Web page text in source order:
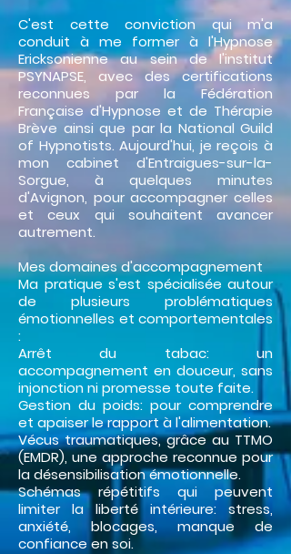
C'est cette conviction qui m'a
conduit à me former à l'Hypnose
Ericksonienne au sein de l'institut
PSYNAPSE, avec des certifications
reconnues par la Fédération
Française d'Hypnose et de Thérapie
Brève ainsi que par la National Guild
of Hypnotists. Aujourd'hui, je reçois à
mon cabinet d'Entraigues-sur-la-
Sorgue, à quelques minutes
d'Avignon, pour accompagner celles
et ceux qui souhaitent avancer
autrement.
Mes domaines d'accompagnement
Ma pratique s'est spécialisée autour
de plusieurs problématiques
émotionnelles et comportementales
:
Arrêt du tabac: un
accompagnement en douceur, sans
injonction ni promesse toute faite.
Gestion du poids: pour comprendre
et apaiser le rapport à l'alimentation.
Vécus traumatiques, grâce au TTMO
(EMDR), une approche reconnue pour
la désensibilisation émotionnelle.
Schémas répétitifs qui peuvent
limiter la liberté intérieure: stress,
anxiété, blocages, manque de
confiance en soi.